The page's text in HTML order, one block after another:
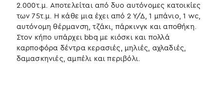
2.000τ.μ. Αποτελείται από δυο αυτόνομες κατοικίες
των 75τ.μ. Η κάθε μια έχει από 2 Υ/Δ, 1 μπάνιο, 1 wc,
αυτόνομη θέρμανση, τζάκι, πάρκινγκ και αποθήκη.
Στον κήπο υπάρχει bbq με κιόσκι και πολλά
καρποφόρα δέντρα κερασιές, μηλιές, αχλαδιές,
δαμασκηνιές, αμπέλι και περιβόλι.